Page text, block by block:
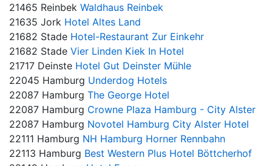
21465 Reinbek Waldhaus Reinbek
21635 Jork Hotel Altes Land
21682 Stade Hotel-Restaurant Zur Einkehr
21682 Stade Vier Linden Kiek In Hotel
21717 Deinste Hotel Gut Deinster Mühle
22045 Hamburg Underdog Hotels
22087 Hamburg The George Hotel
22087 Hamburg Crowne Plaza Hamburg - City Alster
22087 Hamburg Novotel Hamburg City Alster Hotel
22111 Hamburg NH Hamburg Horner Rennbahn
22113 Hamburg Best Western Plus Hotel Böttcherhof